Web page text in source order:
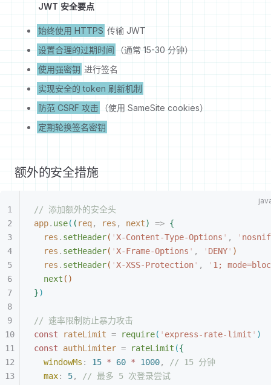
JWT 安全要点
始终使用 HTTPS 传输 JWT
设置合理的过期时间
（通常 15-30 分钟）
使用强密钥 进行签名
实现安全的 token 刷新机制
防范 CSRF 攻击
（使用 SameSite cookies）
定期轮换签名密钥
额外的安全措施
// 添加额外的安全头
app. use( ( req, res , next) => {
res . setHeader( ' X-Content-Type-Options ' , '
res . setHeader( ' X-Frame-Options ' , ' DENY' )
res . setHeader( ' X-XSS-Protection' , ' 1;
next ( )
})
// 速率限制防止暴力攻击
const rateLimit = require( ' express-rate-limit ' )
const authLimiter = rateLimit ({
windowMs : 15 * 60 * 1000,
// 15 分钟
max: 5, // 最多 5 次登录尝试